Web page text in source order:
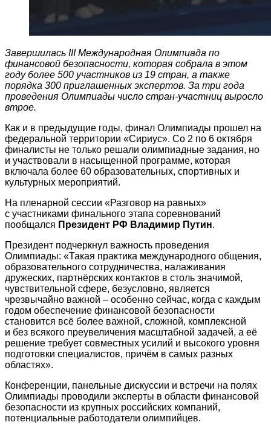
Завершилась IIIМеждународная Олимпиада по
финансовой безопасности, которая собрала в этом
году более 500 участников из 19 стран, а также
порядка 300 приглашенных экспертов. За три года
проведения Олимпиады число стран-участниц выросло
втрое.
Как и в предыдущие годы, финал Олимпиады прошел на
федеральной территории «Сириус». Со 2 по 6 октября
финалисты не только решали олимпиадные задания, но
и участвовали в насыщенной программе, которая
включала более 60 образовательных, спортивных и
культурных мероприятий.
На пленарной сессии «Разговор на равных»
с участниками финального этапа соревнований
пообщался Президент РФ Владимир Путин.
Президент подчеркнул важность проведения
Олимпиады: «Такая практика международного общения,
образовательного сотрудничества, налаживания
дружеских, партнёрских контактов в столь значимой,
чувствительной сфере, безусловно, является
чрезвычайно важной – особенно сейчас, когда с каждым
годом обеспечение финансовой безопасности
становится всё более важной, сложной, комплексной
и без всякого преувеличения масштабной задачей, а её
решение требует совместных усилий и высокого уровня
подготовки специалистов, причём в самых разных
областях».
Конференции, панельные дискуссии и встречи на полях
Олимпиады проводили эксперты в области финансовой
безопасности из крупных российских компаний,
потенциальные работодатели олимпийцев.